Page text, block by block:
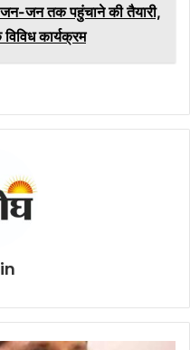
जन-जन तक पहुंचाने की तैयारी,
कार्यक्रम